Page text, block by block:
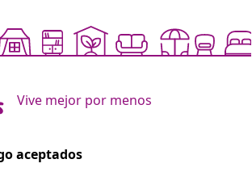
Vive mejor por menos
aceptados